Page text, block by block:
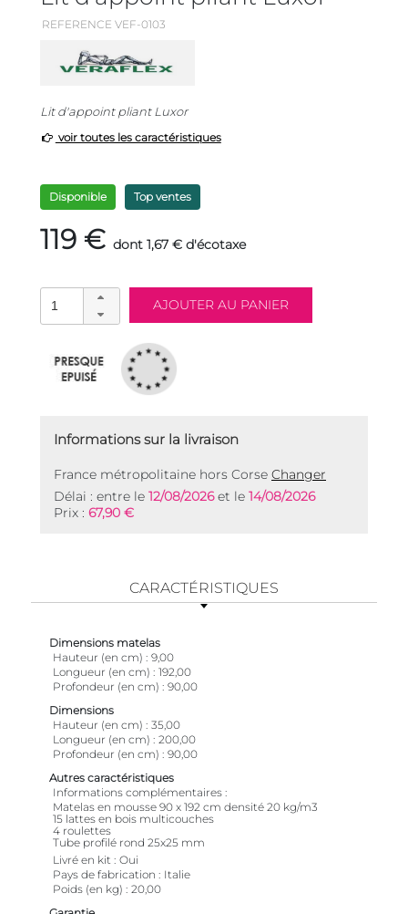
REFERENCE VEF-0103
Lit d'appoint pliant Luxor
voir toutes les caractéristiques
Disponible Top ventes
119 € dont 1,67 € d'écotaxe
Informations sur la livraison
France métropolitaine hors Corse Changer
Délai : entre le 12/08/2026et le 14/08/2026
Prix : 67,90 €
CARACTÉRISTIQUES
Dimensions matelas
Hauteur (en cm)
9,00
Longueur (en cm)
192,00
Profondeur (en cm)
90,00
Dimensions
Hauteur (en cm)
35,00
Longueur (en cm)
200,00
Profondeur (en cm)
90,00
Autres caractéristiques
Informations complémentaires
Matelas en mousse 90 x 192 cm densité 20 kg/m3
15 lattes en bois multicouches
4 roulettes
Tube profilé rond 25x25 mm
Livré en kit Oui
Pays de fabrication
Italie
Poids (en kg)
20,00